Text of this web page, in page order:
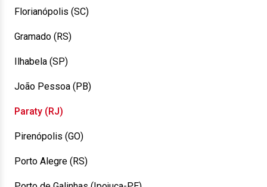
Florianópolis (SC)
Gramado (RS)
Ilhabela (SP)
João Pessoa (PB)
Paraty (RJ)
Pirenópolis (GO)
Porto Alegre (RS)